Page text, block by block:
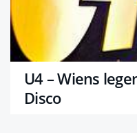
U4 – Wiens
Disco